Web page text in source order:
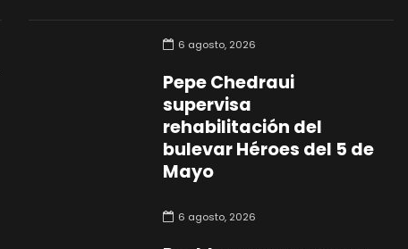
6 agosto, 2026
Pepe Chedraui
supervisa
rehabilitación del
bulevar Héroes del 5 de
Mayo
6 agosto, 2026